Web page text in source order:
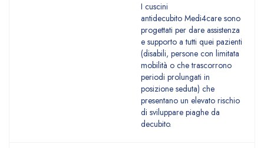
I cuscini
antidecubito Medi4care sono
progettati per dare assistenza
e supporto a tutti quei pazienti
(disabili, persone con limitata
mobilità o che trascorrono
periodi prolungati in
posizione seduta) che
presentano un elevato rischio
di sviluppare piaghe da
decubito.